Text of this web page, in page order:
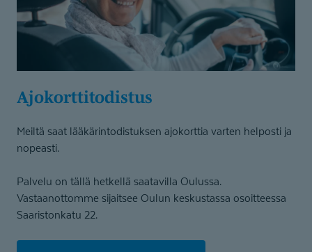
Ajokortti­todistus
Meiltä saat lääkärintodistuksen ajokorttia varten helposti ja
nopeasti.
Palvelu on tällä hetkellä saatavilla Oulussa.
Vastaanottomme sijaitsee Oulun keskustassa osoitteessa
Saaristonkatu 22.